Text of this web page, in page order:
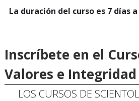
La duración del curso es 7 días
Inscríbete en el
Valores e
LOS CURSOS DE